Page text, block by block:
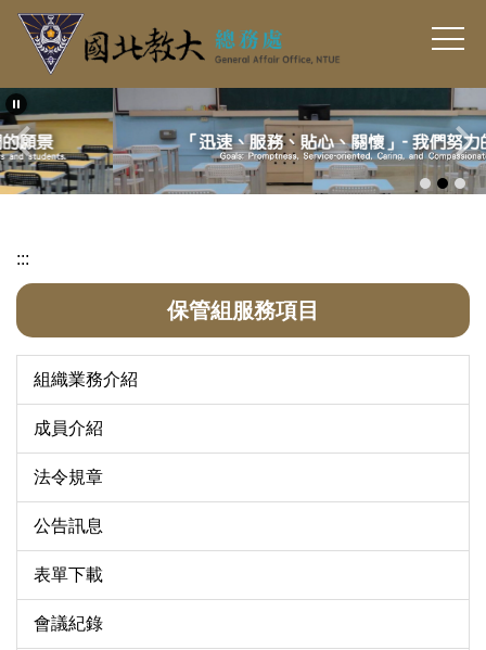
跳
要
內
容
區
:::
保管組服務項目
組織業務介紹
成員介紹
法令規章
公告訊息
表單下載
會議紀錄